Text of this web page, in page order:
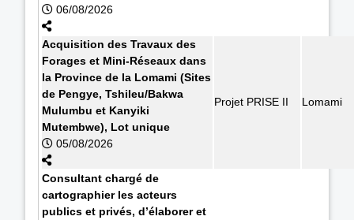
06/08/2026
Acquisition des Travaux des
Forages et Mini-Réseaux dans
la Province de la Lomami (Sites
de Pengye, Tshileu/Bakwa
Mulumbu et Kanyiki
Mutembwe), Lot unique
05/08/2026
Projet PRISE II Lomami
Consultant chargé de
cartographier les acteurs
publics et privés, d’élaborer et